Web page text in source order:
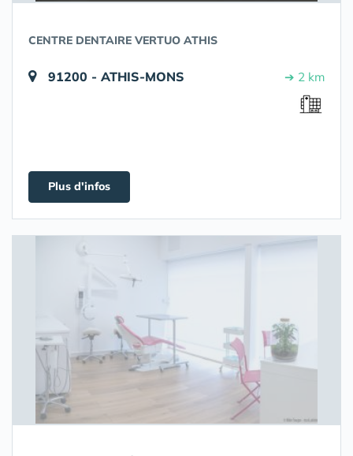
CENTRE DENTAIRE VERTUO ATHIS
91200 - ATHIS-MONS ➔ 2 km
Plus d'infos